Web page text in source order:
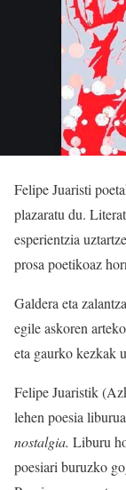
Felipe Juaristi
plazaratu du.
esperientzia
prosa poetikoaz
Galdera eta
egile askoren
eta gaurko kezkak
Felipe Juaristik
lehen poesia
nostalgia. Liburu
poesiari buruzko